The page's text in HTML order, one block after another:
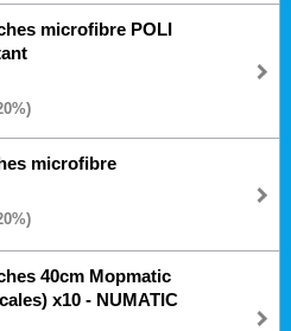
microfibre POLI
microfibre
40cm Mopmatic
x10 - NUMATIC